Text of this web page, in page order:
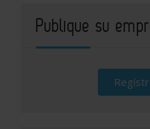
Publique su